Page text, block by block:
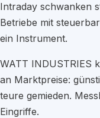
Intraday schwanken
Betriebe mit
ein Instrument.
WATT INDUSTRIES
an Marktpreise:
teure gemieden.
Eingriffe.